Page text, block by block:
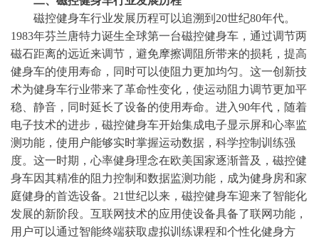
磁控健身车行业发展历程可以追溯到 20世纪80年代。
1983年芬兰唐特力诞生全球第一台磁控健身车，通过调节两
磁石距离的远近来调节，避免摩擦调阻所带来的损耗，提高
健身车的使用寿命，同时可以使阻力更加均匀。这一创新技
术为健身车行业带来了革命性变化，使运动阻力调节更加平
稳、静音，同时延长了设备的使用寿命。进入90年代，随着
电子技术的进步，磁控健身车开始集成电子显示屏和心率监
测功能，使用户能够实时掌握运动数据，科学控制训练强
度。这一时期，心率健身理念在欧美国家逐渐普及，磁控健
身车因其精准的阻力控制和数据监测功能，成为健身房和家
庭健身的首选设备。21世纪以来，磁控健身车迎来了智能化
发展的新阶段。互联网技术的应用使设备具备了联网功能，
用户可以通过智能终端获取虚拟训练课程和个性化健身方